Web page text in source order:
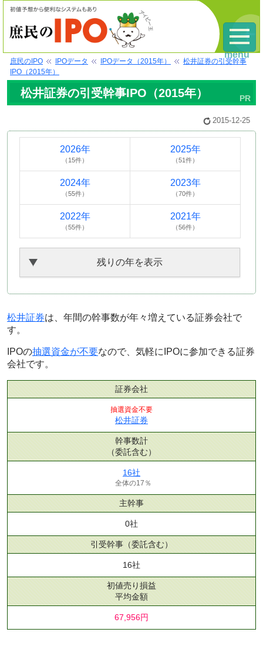
庶民のIPO IPOデータ IPOデータ（2015年）
松井証券の引受幹事
IPO（2015年）
松井証券の引受幹事IPO（2015年）
2015-12-25
2026年
（15件）
2025年
（51件）
2024年
（55件）
2023年
（70件）
2022年
（55件）
2021年
（56件）
残りの年を表示
松井証券は、年間の幹事数が年々増えている証券会社で
す。
IPOの抽選資金が不要なので、気軽にIPOに参加できる証券
会社です。
証券会社
抽選資金不要
松井証券
幹事数計
（委託含む）
16社
全体の17％
主幹事
0社
引受幹事 （委託含む）
16社
初値売り損益
平均金額
67,956円
menu